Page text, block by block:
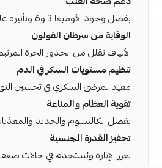
بفضل وجود الأوميغا 3 و6 وتأثيره على الدهون الثلاثية.
الوقاية من سرطان القولون
الألياف تقلل من الجذور الحرة
تنظيم مستويات السكر في الدم
مفيد لمرضى السكري في تحسين
تقوية العظام والمناعة
بفضل الكالسيوم والحديد
تحفيز القدرة الجنسية
يعزز الإثارة ويُستخدم في حالات